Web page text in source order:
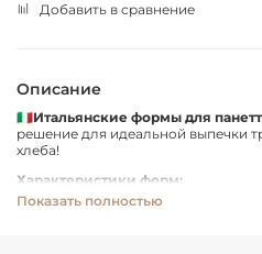
Добавить в сравнение
Описание
🇮🇹Итальянские формы для
решение для идеальной выпечки
хлеба!
Характеристики форм:
· Диаметр: 154 мм
Показать полностью